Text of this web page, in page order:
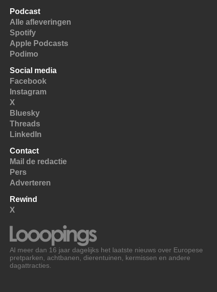
Podcast
Alle afleveringen
Spotify
Apple Podcasts
Podimo
Social media
Facebook
Instagram
X
Bluesky
Threads
LinkedIn
Contact
Mail de redactie
Pers
Adverteren
Rewind
X
Al meer dan 16 jaar dagelijks het laatste nieuws over Europese
pretparken, achtbanen, dierentuinen, kermissen en andere
dagattracties.